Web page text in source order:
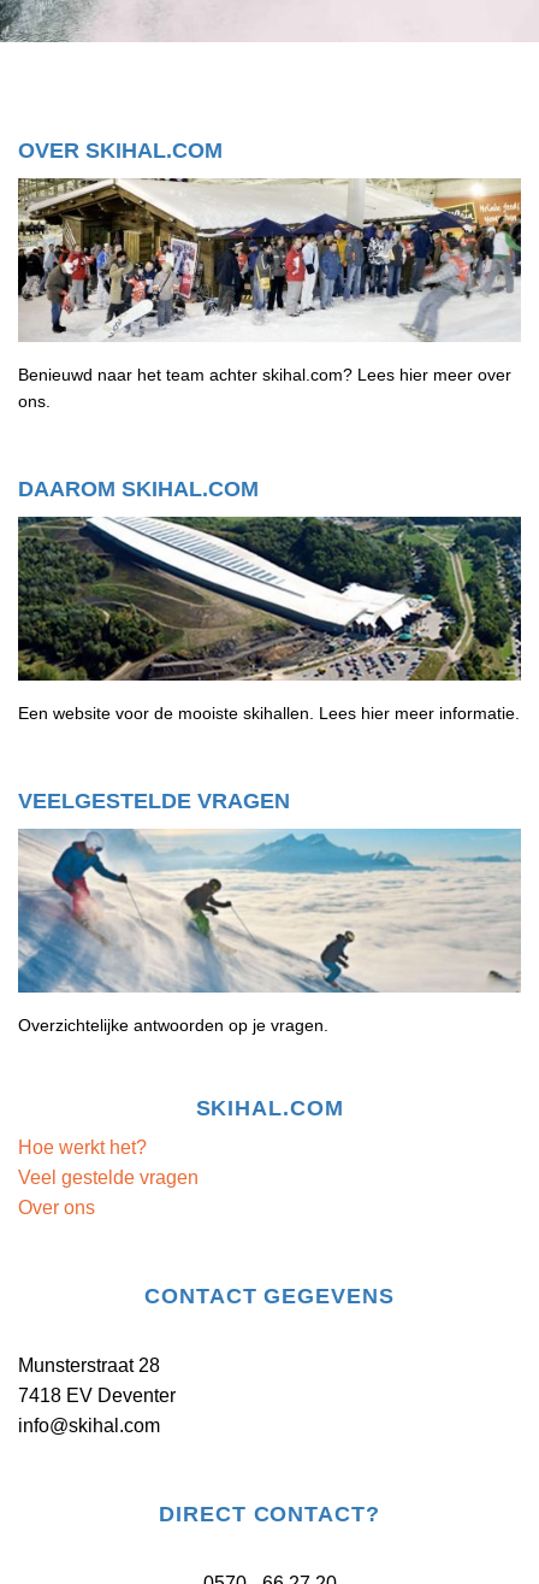
OVER SKIHAL.COM
Benieuwd naar het team achter skihal.com? Lees hier meer over
ons.
DAAROM SKIHAL.COM
Een website voor de mooiste skihallen. Lees hier meer informatie.
VEELGESTELDE VRAGEN
Overzichtelijke antwoorden op je vragen.
SKIHAL.COM
Hoe werkt het?
Veel gestelde vragen
Over ons
CONTACT GEGEVENS
Munsterstraat 28
7418 EV Deventer
info@skihal.com
DIRECT CONTACT?